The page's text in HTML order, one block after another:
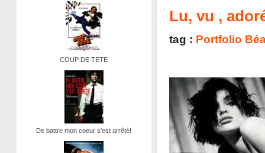
COUP DE TETE
De battre mon coeur s'est arrêté!
Lu, vu ,
tag : Portfolio